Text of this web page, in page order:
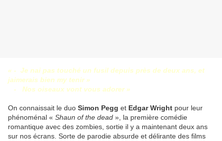
« - Je nai pas touché un fusil depuis près de deux ans, et
jaimerais bien my tenir »
-
Nos oiseaux vont vous adorer »
On connaissait le duo Simon Pegg et Edgar Wright pour leur
phénoménal « Shaun of the dead », la première comédie
romantique avec des zombies, sortie il y a maintenant deux ans
sur nos écrans. Sorte de parodie absurde et délirante des films